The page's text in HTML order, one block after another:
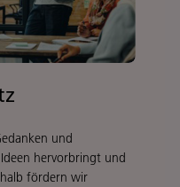
und
hervorbringt und
fördern wir